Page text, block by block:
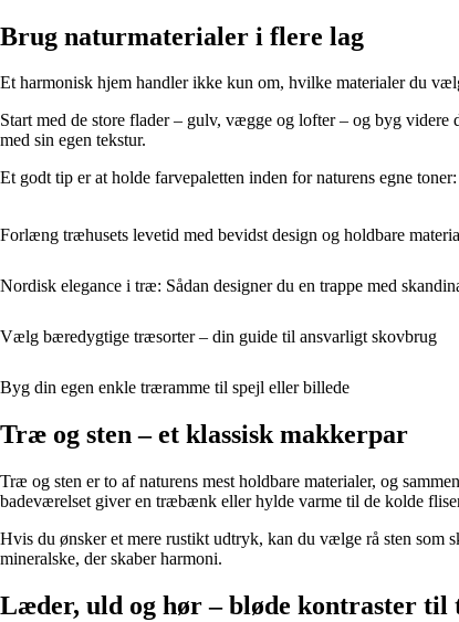
Brug naturmaterialer i flere lag
Et harmonisk hjem handler ikke kun om, hvilke materialer du
Start med de store flader – gulv, vægge og lofter – og byg
med sin egen tekstur.
Et godt tip er at holde farvepaletten inden for naturens egne
Forlæng træhusets levetid med bevidst design og holdbare
Nordisk elegance i træ: Sådan designer du en trappe med
Vælg bæredygtige træsorter – din guide til ansvarligt skovbrug
Byg din egen enkle træramme til spejl eller billede
Træ og sten – et klassisk makkerpar
Træ og sten er to af naturens mest holdbare materialer, og
badeværelset giver en træbænk eller hylde varme til de kolde
Hvis du ønsker et mere rustikt udtryk, kan du vælge rå sten som
mineralske, der skaber harmoni.
Læder, uld og hør – bløde kontraster